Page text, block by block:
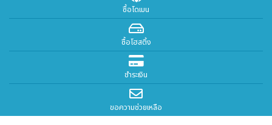
ซื้อโดเมน
ซื้อโฮสติ้ง
ชำระเงิน
ขอความช่วยเหลือ